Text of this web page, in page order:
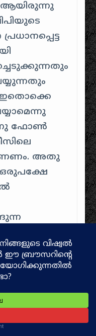
ആയിരുന്നു
ഇതൊക്കെ
ഫോൺ
അതു
ഒരുപക്ഷേ
ലിസ്റ്റ്